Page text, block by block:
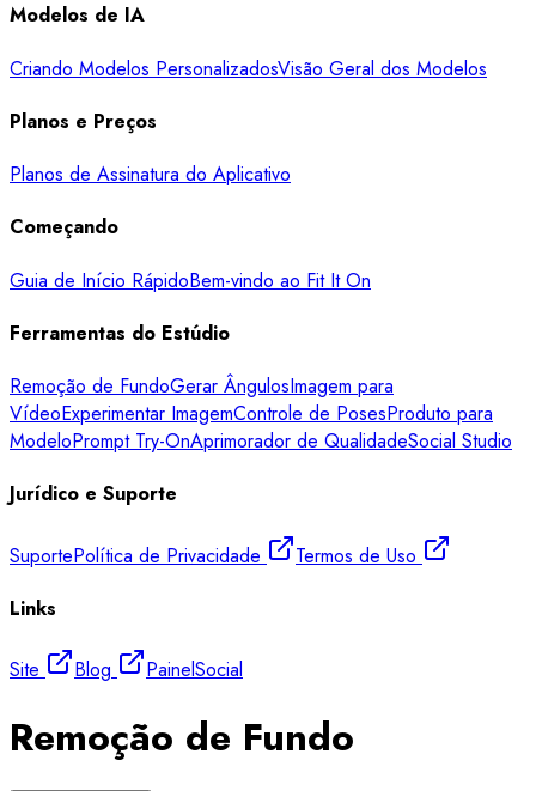
Modelos de IA
Criando Modelos PersonalizadosVisão Geral dos Modelos
Planos e Preços
Planos de Assinatura do Aplicativo
Começando
Guia de Início RápidoBem-vindo ao Fit It On
Ferramentas do Estúdio
Remoção de FundoGerar ÂngulosImagem para
VídeoExperimentar ImagemControle de PosesProduto para
ModeloPrompt Try-OnAprimorador de QualidadeSocial Studio
Jurídico e Suporte
SuportePolítica de Privacidade
Termos de Uso
Links
Site Blog PainelSocial
Remoção de Fundo